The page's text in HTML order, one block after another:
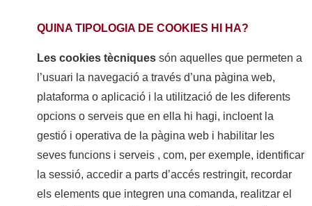
QUINA TIPOLOGIA DE COOKIES HI HA?
Les cookies tècniquessón aquelles que permeten a
l’usuari la navegació a través d’una pàgina web,
plataforma o aplicació i la utilització de les diferents
opcions o serveis que en ella hi hagi, incloent la
gestió i operativa de la pàgina web i habilitar les
seves funcions i serveis , com, per exemple, identificar
la sessió, accedir a parts d’accés restringit, recordar
els elements que integren una comanda, realitzar el